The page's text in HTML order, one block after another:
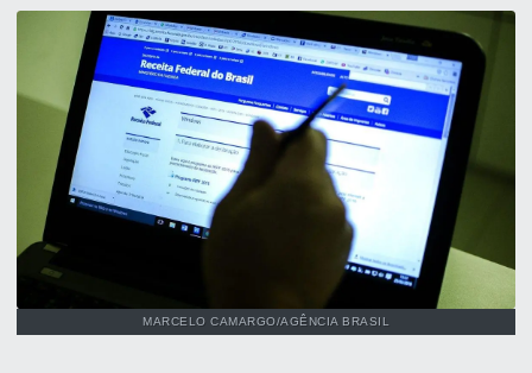
MARCELO CAMARGO/AGÊNCIA BRASIL